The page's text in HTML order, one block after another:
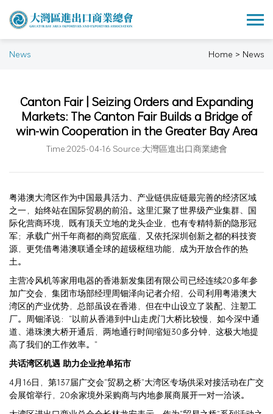
News Home > News
Canton Fair | Seizing Orders and Expanding
Markets: The Canton Fair Builds a Bridge of
win-win Cooperation in the Greater Bay Area
Time:2025-04-16 Source:大灣區進出口商業總會
粤港澳大湾区作为中国最具活力、产业链供应链最完善的经济区域
之一，始终站在国际贸易的前沿。这里汇聚了世界级产业集群、国
际化营商环境，既有顶天立地的龙头企业，也有专精特新的隐形冠
军；承载广州千年商都的商贸底蕴，又依托深圳创新之都的科技资
源，更凭借粤港澳联通全球的超级枢纽功能，成为开放合作的热
土。
主营冷风机等家用电器的香港新发集团有限公司已经连续20多年参
加广交会，集团市场部经理周钿泽向记者介绍，公司利用粤港澳大
湾区的产业优势，总部虽设在香港，但在中山设立了装配、注塑工
厂。周钿泽说：“以前从香港到中山走虎门大桥比较慢，如今深中通
道、港珠澳大桥开通后，两地通行时间缩短30多分钟，这极大地提
高了我们的工作效率。”
共话湾区机遇 助力企业抢单拓市
4月16日，第137届广交会“贸易之桥”大湾区专场供采对接活动在广交
会展馆举行，20余家境外采购商与内地参展商展开一对一洽谈。